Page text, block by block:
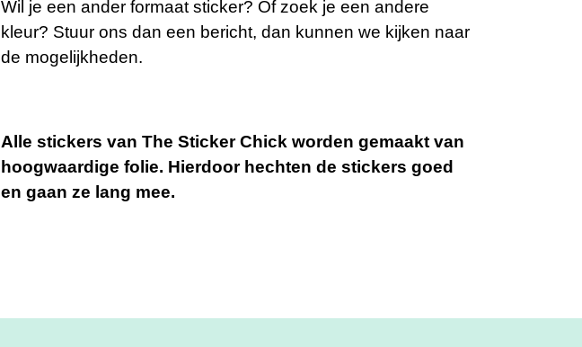
Wil je een ander formaat sticker? Of zoek je een andere
kleur? Stuur ons dan een bericht, dan kunnen we kijken naar
de mogelijkheden.
Alle stickers van The Sticker Chick worden gemaakt van
hoogwaardige folie. Hierdoor hechten de stickers goed
en gaan ze lang mee.